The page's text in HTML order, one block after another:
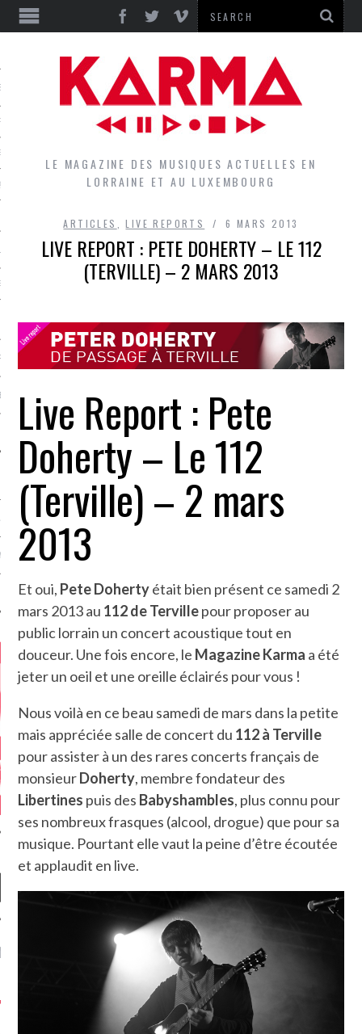
GROUPES DU LOCAL
CRITIQUES
7.6
5.4
LE MAGAZINE DES MUSIQUES ACTUELLES EN
LORRAINE ET AU LUXEMBOURG
ARTICLES ,LIVE REPORTS 6 MARS 2013
LIVE REPORT : PETE DOHERTY – LE 112
(TERVILLE) – 2 MARS 2013
Live Report : Pete
Doherty – Le 112
(Terville) – 2 mars
2013
Et oui, Pete Dohertyétait bien présent ce samedi 2
mars 2013 au 112 de Tervillepour proposer au
public lorrain un concert acoustique tout en
douceur. Une fois encore, le Magazine Karma a été
jeter un oeil et une oreille éclairés pour vous !
Nous voilà en ce beau samedi de mars dans la petite
mais appréciée salle de concert du 112 à Terville
pour assister à un des rares concerts français de
monsieurDoherty, membre fondateur des
Libertines puis des Babyshambles, plus connu pour
ses nombreux frasques (alcool, drogue) que pour sa
musique. Pourtant elle vaut la peine d’être écoutée
et applaudit en live.